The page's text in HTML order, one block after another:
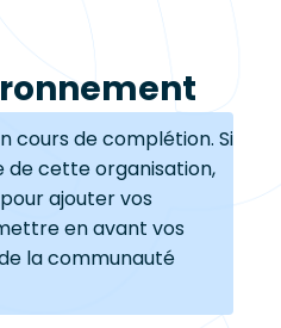
cours de complétion. Si
de cette organisation,
ajouter vos
en avant vos
la communauté